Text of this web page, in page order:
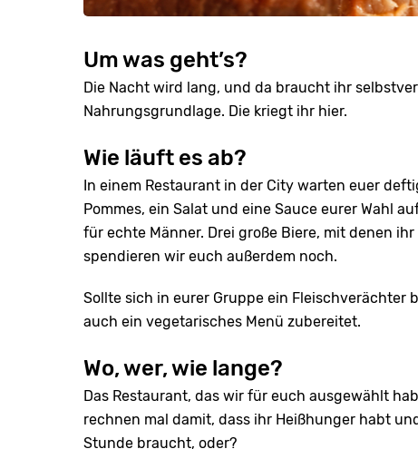
Um was geht’s?
Die Nacht wird lang, und da braucht ihr
Nahrungsgrundlage. Die kriegt ihr hier.
Wie läuft es ab?
In einem Restaurant in der City warten euer
Pommes, ein Salat und eine Sauce eurer Wahl
für echte Männer. Drei große Biere, mit denen
spendieren wir euch außerdem noch.
Sollte sich in eurer Gruppe ein
auch ein vegetarisches Menü zubereitet.
Wo, wer, wie lange?
Das Restaurant, das wir für euch ausgewählt
rechnen mal damit, dass ihr Heißhunger habt
Stunde braucht, oder?